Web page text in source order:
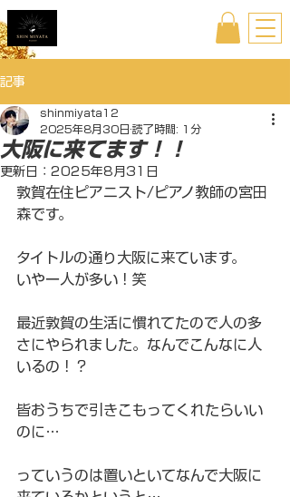
記事
大阪に来てます！！
shinmiyata12
2025年8月30日 読了時間: 1分
更新日： 2025年8月31日
敦賀在住ピアニスト/ピアノ教師の宮田
森です。
タイトルの通り大阪に来ています。
いやー人が多い！笑
最近敦賀の生活に慣れてたので人の多
さにやられました。なんでこんなに人
いるの！？
皆おうちで引きこもってくれたらいい
のに…
っていうのは置いといてなんで大阪に